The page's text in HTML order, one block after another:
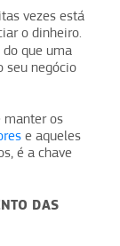
vezes está
o dinheiro.
que uma
seu negócio
manter os
e aqueles
é a chave
DAS